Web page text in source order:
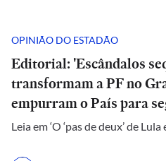
OPINIÃO DO ESTADÃO
Editorial: 'Escândalos
transformam a PF no
empurram o País para
Leia em ‘O ‘pas de deux’ de